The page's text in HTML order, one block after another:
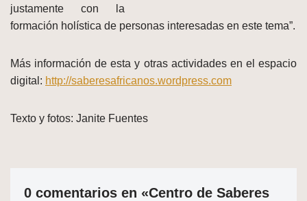
justamente con la
formación holística de personas interesadas en este tema”.
Más información de esta y otras actividades en el espacio
digital: http://saberesafricanos.wordpress.com
Texto y fotos: Janite Fuentes
0 comentarios en «Centro de Saberes